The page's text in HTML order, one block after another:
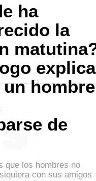
ha
la
explica
hombre
de
que los hombres no
con sus amigos